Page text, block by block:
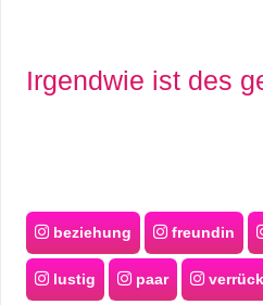
Irgendwie ist des
beziehung freundin
lustig paar